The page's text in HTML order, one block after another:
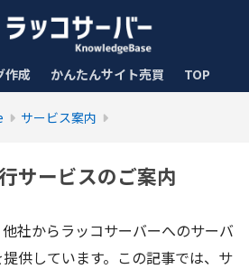
作成 かんたんサイト売買 TOP
サービス案内
サービスのご案内
社からラッコサーバーへのサーバ
供しています。この記事では、サ